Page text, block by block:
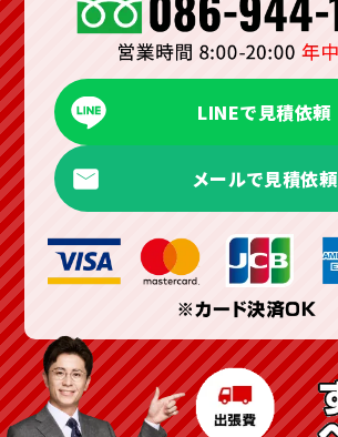
LINEで見積依頼
メールで見積依頼